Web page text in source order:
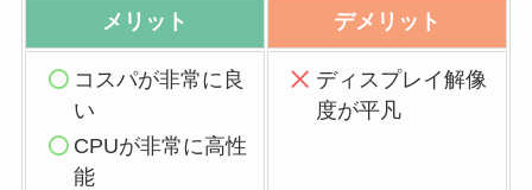
メリット デメリット
コスパが非常に良
い
CPUが非常に高性
能
ディスプレイ解像
度が平凡